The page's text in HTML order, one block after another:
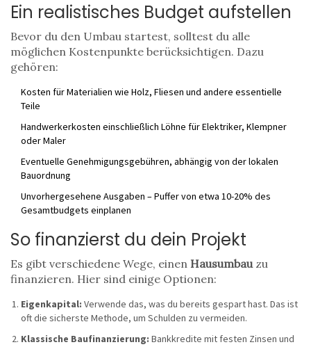
Ein realistisches Budget aufstellen
Bevor du den Umbau startest, solltest du alle
möglichen Kostenpunkte berücksichtigen. Dazu
gehören:
Kosten für Materialien wie Holz, Fliesen und andere essentielle
Teile
Handwerkerkosten einschließlich Löhne für Elektriker, Klempner
oder Maler
Eventuelle Genehmigungsgebühren, abhängig von der lokalen
Bauordnung
Unvorhergesehene Ausgaben – Puffer von etwa 10-20% des
Gesamtbudgets einplanen
So finanzierst du dein Projekt
Es gibt verschiedene Wege, einen Hausumbauzu
finanzieren. Hier sind einige Optionen:
Eigenkapital: Verwende das, was du bereits gespart hast. Das ist
oft die sicherste Methode, um Schulden zu vermeiden.
Klassische Baufinanzierung: Bankkredite mit festen Zinsen und